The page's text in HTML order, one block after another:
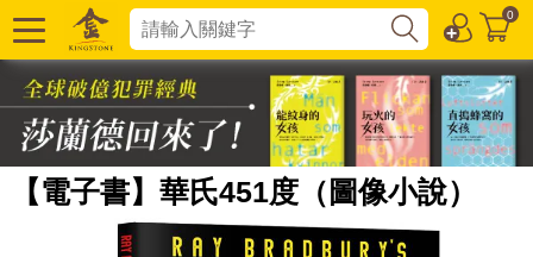
0
【電子書】華氏451度（圖像小說）